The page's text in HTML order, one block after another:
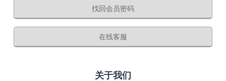
找回会员密码
在线客服
关于我们